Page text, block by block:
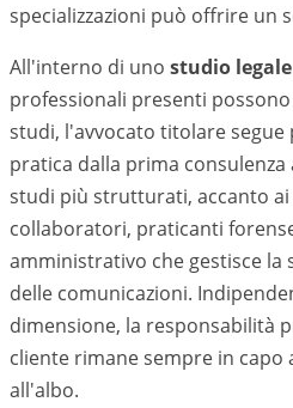
specializzazioni può offrire un
All'interno di uno studio
professionali presenti
studi, l'avvocato titolare
pratica dalla prima consulenza
studi più strutturati, accanto
collaboratori, praticanti
amministrativo che gestisce
delle comunicazioni.
dimensione, la responsabilità
cliente rimane sempre in capo
all'albo.